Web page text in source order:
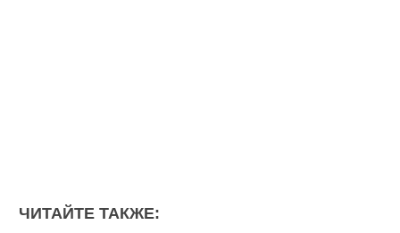
О победе
ЧИТАЙТЕ ТАКЖЕ: